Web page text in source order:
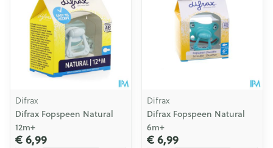
Difrax
Difrax Fopspeen Natural
12m+
€ 6,99
Difrax
Difrax Fopspeen Natural
6m+
€ 6,99